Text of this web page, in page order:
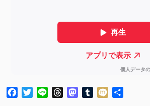
Facebook
TwitterLine ThreadsMastodon
Tumblr
Mixi